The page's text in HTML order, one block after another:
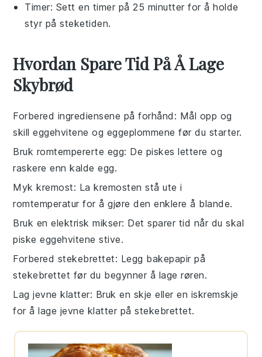
Timer: Sett en timer på 25 minutter for å holde
styr på steketiden.
Hvordan Spare Tid På Å Lage
Skybrød
Forbered ingrediensene på forhånd : Mål opp og
skilleggehvitene og eggeplommene før du starter.
Bruk romtempererte egg: De piskes lettere og
raskere enn kalde egg.
Myk kremost: Lakremosten stå ute i
romtemperatur for å gjøre den enklere å blande.
Bruk en elektrisk mikser: Det sparer tid når du skal
piskeeggehvitene stive.
Forbered stekebrettet: Legg bakepapir på
stekebrettet før du begynner å lage røren.
Lag jevne klatter: Bruk en skje eller en iskremskje
for å lage jevne klatter på stekebrettet.